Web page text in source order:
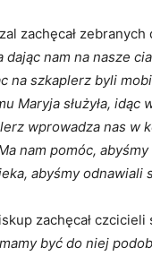
zachęcał
dając nam na nasze
na szkaplerz byli
Maryja służyła,
wprowadza nas w
nam pomóc,
abyśmy
zachęcał
być do niej